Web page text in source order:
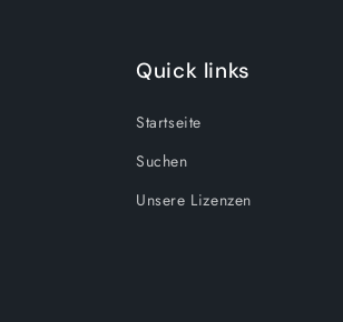
Quick links
Startseite
Suchen
Unsere Lizenzen